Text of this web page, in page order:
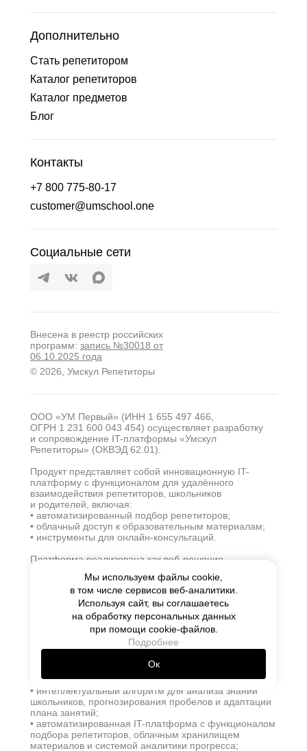
Дополнительно
Стать репетитором
Каталог репетиторов
Каталог предметов
Контакты
Социальные сети
+7 800 775-80-17
customer@umschool.one
Блог
© 2026, Умскул Репетиторы
Внесена в реестр российских
программ: запись №30018 от
06.10.2025 года
ООО «УМ Первый» (ИНН 1 655 497 466,
ОГРН 1 231 600 043 454) осуществляет разработку
и сопровождение IT-платформы «Умскул
Репетиторы» (ОКВЭД 62.01).
Продукт представляет собой инновационную IT-
платформу с функционалом для удалённого
взаимодействия репетиторов, школьников
и родителей, включая:
• автоматизированный подбор репетиторов;
• облачный доступ к образовательным материалам;
• инструменты для онлайн-консультаций.
Платформа реализована как веб-решение
модель). Основная деятельность компании
сосредоточена на совершенствовании программного
обеспечения, включая регулярные обновления
и техническую поддержку системы.
Ключевые особенности продукта:
• программная архитектура на базе Python (Django
с интеграцией Redis для обработки данных
в реальном времени;
• интеллектуальный алгоритм для анализа знаний
школьников, прогнозирования пробелов и адаптации
плана занятий;
• автоматизированная IT-платформа с функционалом
подбора репетиторов, облачным хранилищем
материалов и системой аналитики прогресса;
Мы используем файлы cookie,
в том числе сервисов веб-аналитики.
Используя сайт, вы соглашаетесь
на обработку персональных данных
при помощи cookie-файлов.
Подробнее
Ок